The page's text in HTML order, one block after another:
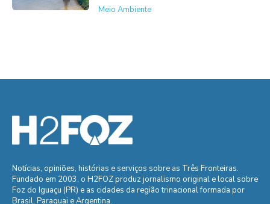
Meio Ambiente
Notícias, opiniões, histórias e serviços sobre as Três Fronteiras.
Fundado em 2003, o H2FOZ produz jornalismo original e local sobre
Foz do Iguaçu (PR) e as cidades da região trinacional formada por
Brasil, Paraguai e Argentina.